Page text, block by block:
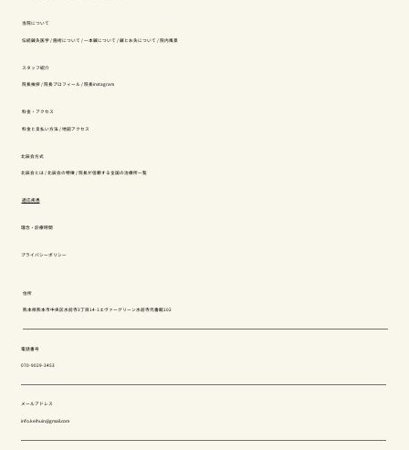
当院について
伝統鍼灸医学/施術について /一本鍼について /鍼とお灸について /院内風景
スタッフ紹介
院長挨拶 / 院長プロフィール/ 院長instagram
料金・アクセス
料金と支払い方法/地図アクセス
北辰会方式
北辰会とは/北辰会の特徴/ 院長が信頼する全国の治療所一覧
適応疾患
理念・診療時間
プライバシーポリシー
住所
熊本県熊本市中央区水前寺3丁目14-1エヴァーグリーン水前寺弐番館102
電話番号
070-9029-3453
メールアドレス
info.keihuin@gmail.com